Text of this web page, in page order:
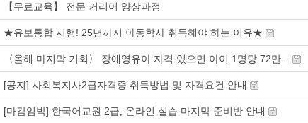
【무료교육】 전문 커리어 양상과정
★유보통합 시행! 25년까지 아동학사 취득해야 하는 이유★
〈올해 마지막 기회〉 장애영유아 자격 있으면 아이 1명당 72만...
[공지] 사회복지사2급자격증 취득방법 및 자격요건 안내
[마감임박] 한국어교원 2급, 온라인 실습 마지막 준비반 안내